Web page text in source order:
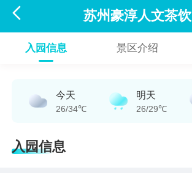
 苏州豪淳人文茶饮
入园信息 景区介绍
今天
26/34℃
明天
26/29℃
入园信息